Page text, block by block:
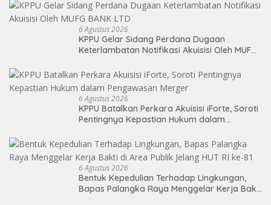
6 Agustus 2026
KPPU Gelar Sidang Perdana Dugaan
Keterlambatan Notifikasi Akuisisi Oleh MUFG
6 Agustus 2026
KPPU Batalkan Perkara Akuisisi iForte, Soroti
Pentingnya Kepastian Hukum dalam
6 Agustus 2026
Bentuk Kepedulian Terhadap Lingkungan,
Bapas Palangka Raya Menggelar Kerja Bakti